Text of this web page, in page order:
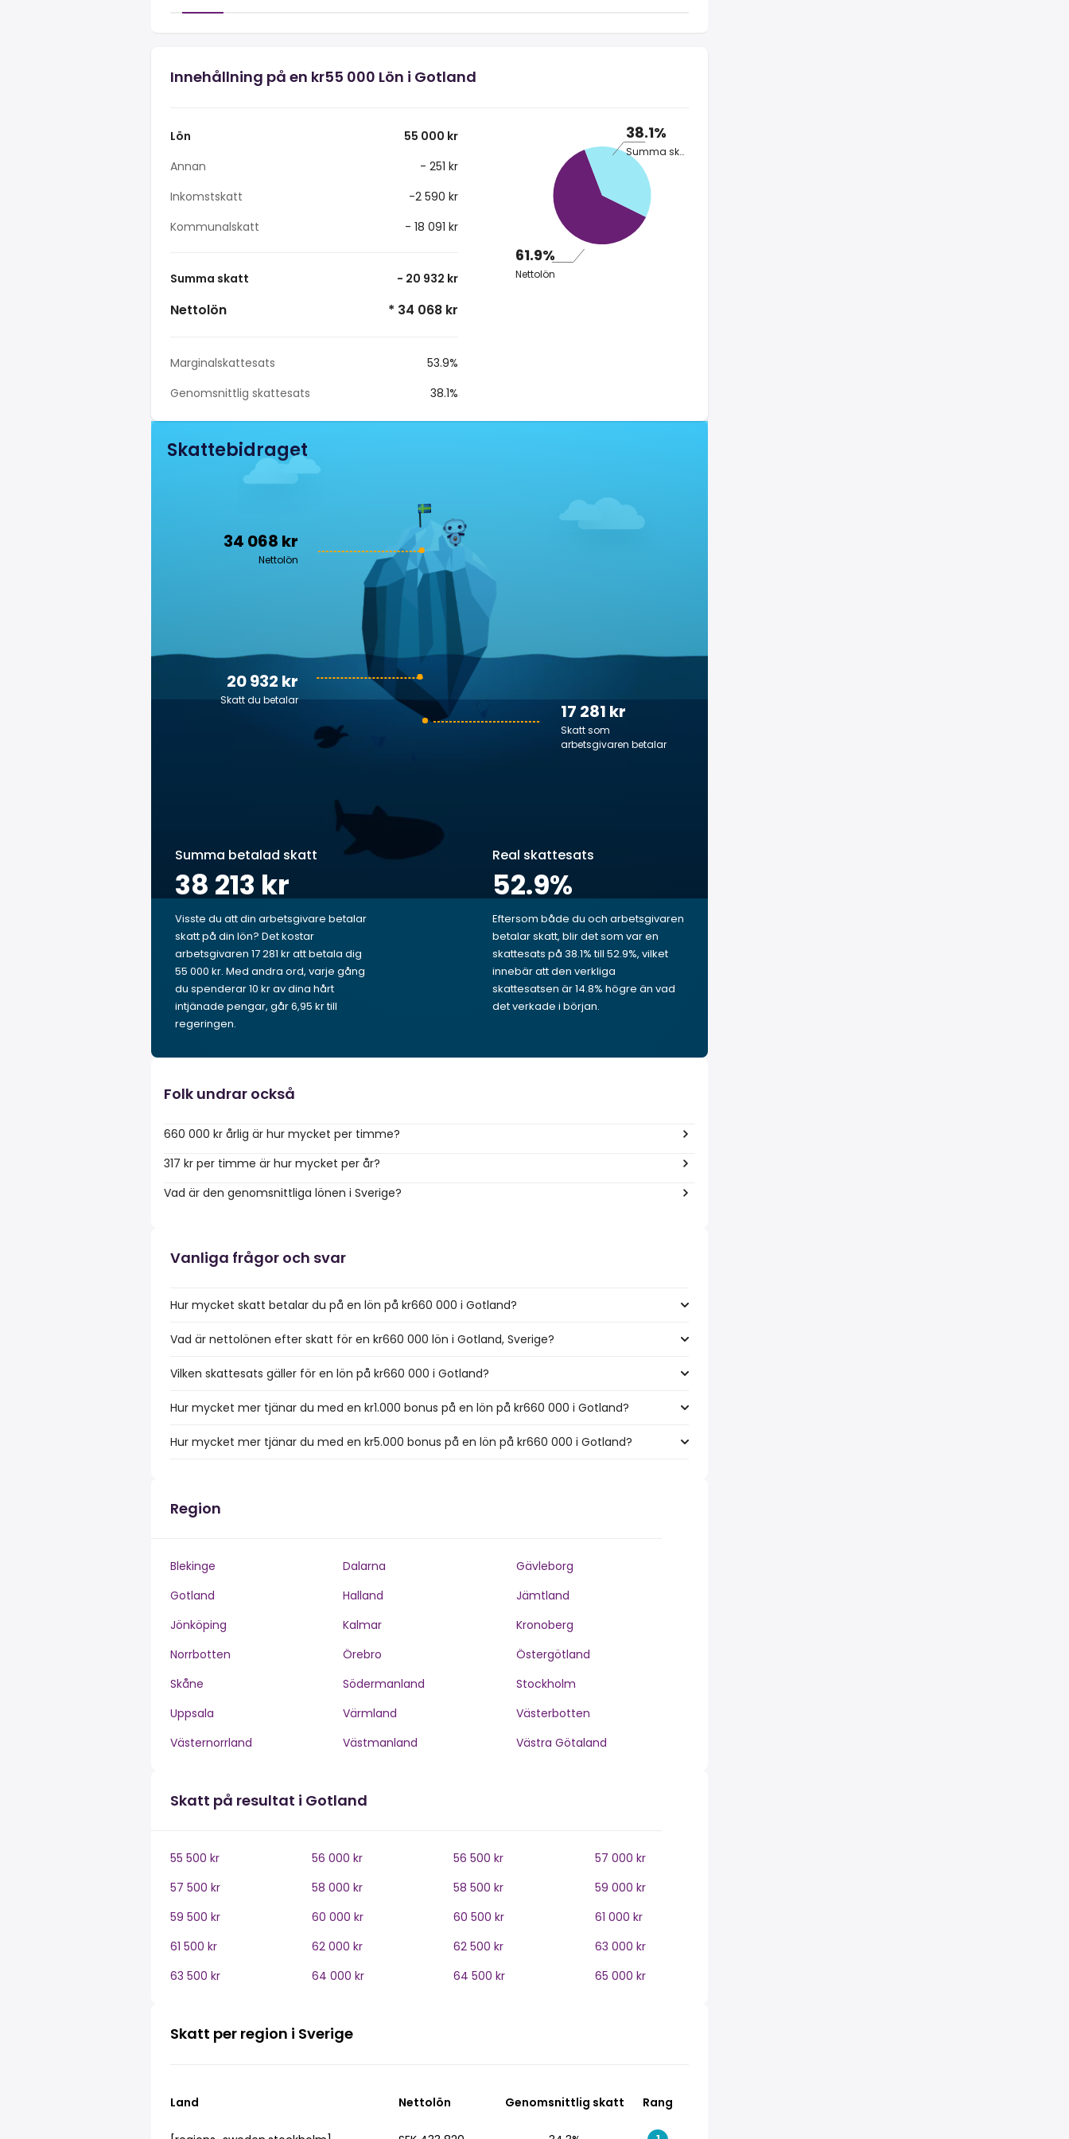
Innehållning på en kr55 000 Lön i Gotland
Lön
55 000 kr
Annan
- 251 kr
Inkomstskatt
-2 590 kr
Kommunalskatt
- 18 091 kr
Summa skatt - 20 932 kr
Nettolön * 34 068 kr
Marginalskattesats
53.9%
Genomsnittlig skattesats
38.1%
38.1%
Summa skatt
61.9%
Nettolön
Skattebidraget
34 068 kr
Nettolön
17 281 kr
Skatt som
arbetsgivaren betalar
20 932 kr
Skatt du betalar
Summa betalad skatt
38 213 kr
Visste du att din arbetsgivare betalar
skatt på din lön? Det kostar
arbetsgivaren 17 281 kr att betala dig
55 000 kr. Med andra ord, varje gång
du spenderar 10 kr av dina hårt
intjänade pengar, går 6,95 kr till
regeringen.
Real skattesats
52.9%
Eftersom både du och arbetsgivaren
betalar skatt, blir det som var en
skattesats på 38.1% till 52.9%, vilket
innebär att den verkliga
skattesatsen är 14.8% högre än vad
det verkade i början.
Folk undrar också
660 000 kr årlig är hur mycket per timme?
317 kr per timme är hur mycket per år?
Vad är den genomsnittliga lönen i Sverige?
Vanliga frågor och svar
Hur mycket skatt betalar du på en lön på kr660 000 i Gotland?
Vad är nettolönen efter skatt för en kr660 000 lön i Gotland, Sverige?
Vilken skattesats gäller för en lön på kr660 000 i Gotland?
Hur mycket mer tjänar du med en kr1.000 bonus på en lön på kr660 000 i Gotland?
Hur mycket mer tjänar du med en kr5.000 bonus på en lön på kr660 000 i Gotland?
Region
Blekinge Dalarna
Gävleborg
Gotland
Halland
Jämtland
Jönköping
Kalmar
Kronoberg
Norrbotten
Örebro
Östergötland
Skåne
Södermanland
Stockholm
Uppsala
Värmland
Västerbotten
Västernorrland
Västmanland Västra Götaland
Skatt på resultat i Gotland
55 500 kr 56 000 kr 56 500 kr
57 000 kr
57 500 kr
58 000 kr 58 500 kr
59 000 kr
59 500 kr
60 000 kr 60 500 kr
61 000 kr
61 500 kr
62 000 kr 62 500 kr
63 000 kr
63 500 kr
64 000 kr 64 500 kr 65 000 kr
Skatt per region i Sverige
Land Nettolön Genomsnittlig skatt Rang